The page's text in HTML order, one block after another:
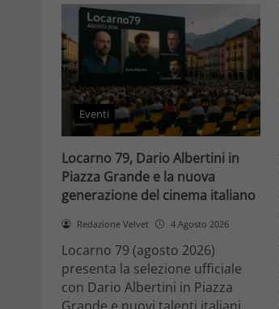
Eventi
Locarno 79, Dario Albertini in
Piazza Grande e la nuova
generazione del cinema italiano
Redazione Velvet 4 Agosto 2026
Locarno 79 (agosto 2026)
presenta la selezione ufficiale
con Dario Albertini in Piazza